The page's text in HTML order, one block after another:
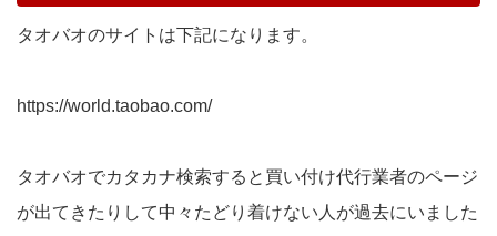
タオバオのサイトは下記になります。
https://world.taobao.com/
タオバオでカタカナ検索すると買い付け代行業者のページ
が出てきたりして中々たどり着けない人が過去にいました